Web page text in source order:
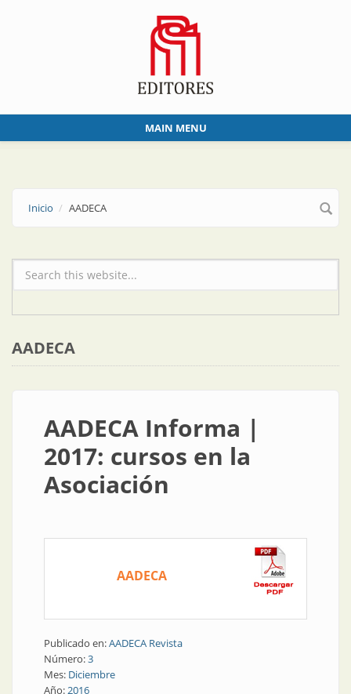
MAIN MENU
Inicio AADECA
Formulario de búsqueda
AADECA
AADECA Informa |
2017: cursos en la
Asociación
AADECA
Publicado en:AADECA Revista
Número:3
Mes: Diciembre
Año:2016